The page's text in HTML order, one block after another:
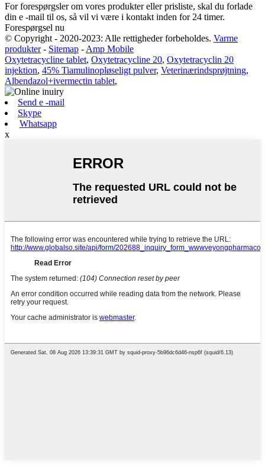
For forespørgsler om vores produkter eller prisliste, skal du forlade
din e -mail til os, så vil vi være i kontakt inden for 24 timer.
Forespørgsel nu
© Copyright - 2020-2023: Alle rettigheder forbeholdes. Varme
produkter- Sitemap - Amp Mobile
Oxytetracycline tablet, Oxytetracycline 20, Oxytetracyclin 20
injektion, 45% Tiamulinopløseligt pulver, Veterinærindsprøjtning,
Albendazol+ivermectin tablet,
Send e -mail
Skype
Whatsapp
x